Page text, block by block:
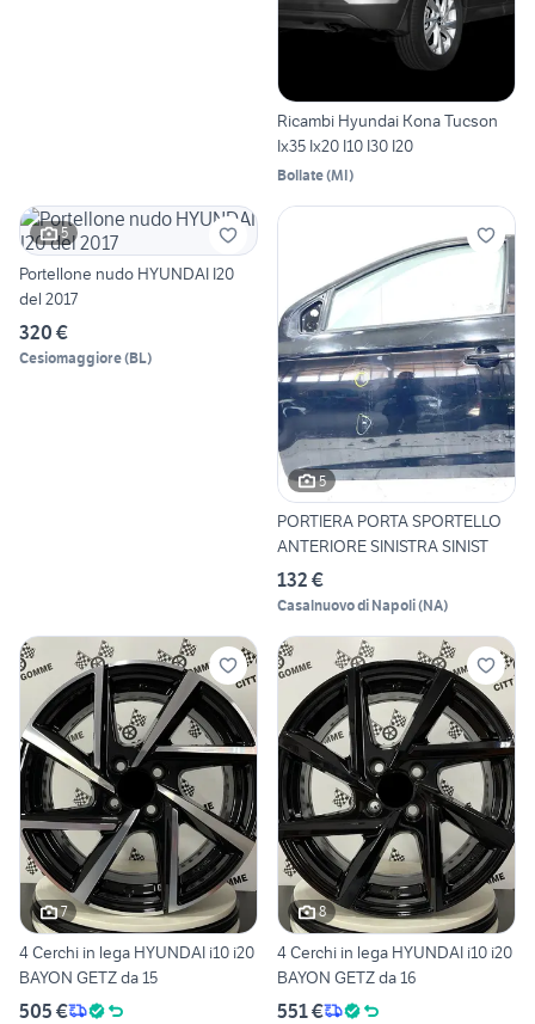
Ricambi Hyundai Kona Tucson
Ix35 Ix20 I10 I30 I20
Bollate(MI)
5
Portellone nudo HYUNDAI I20
del 2017
320 €
Cesiomaggiore(BL)
5
PORTIERA PORTA SPORTELLO
ANTERIORE SINISTRA SINIST
132 €
Casalnuovo di Napoli(NA)
7
4 Cerchi in lega HYUNDAI i10 i20
BAYON GETZ da 15
505 €
8
4 Cerchi in lega HYUNDAI i10 i20
BAYON GETZ da 16
551 €